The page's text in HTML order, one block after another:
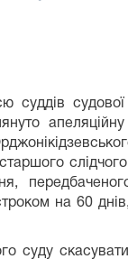
судової
апеляційну
на 60
суду